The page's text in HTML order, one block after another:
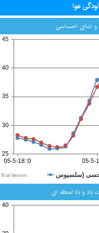
هوا
و دمای احساسی
باد و باد لحظه ای